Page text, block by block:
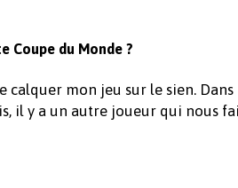
Coupe du Monde ?
calquer mon jeu sur le sien. Dans
il y a un autre joueur qui nous